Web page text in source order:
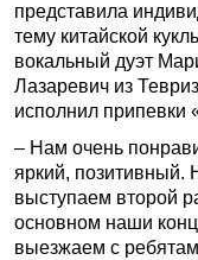
представила
тему китайской
вокальный дуэт
Лазаревич из
исполнил припевки
– Нам очень
яркий, позитивный.
выступаем второй
основном наши
выезжаем с